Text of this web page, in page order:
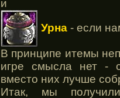
и
Урна - если
В принципе итемы
игре смысла нет -
вместо них лучше
Итак, мы